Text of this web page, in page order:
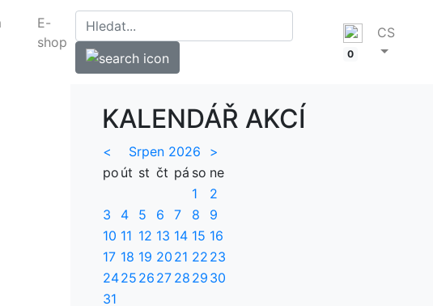
E-
shop
0
CS
KALENDÁŘ AKCÍ
< Srpen 2026
>
po út st čt pá so ne
1
2
3
4 5 6 7 8
9
10 11 12 13 14 15 16
17 18 19 20 21 22 23
2425 26 27 28 29 30
31